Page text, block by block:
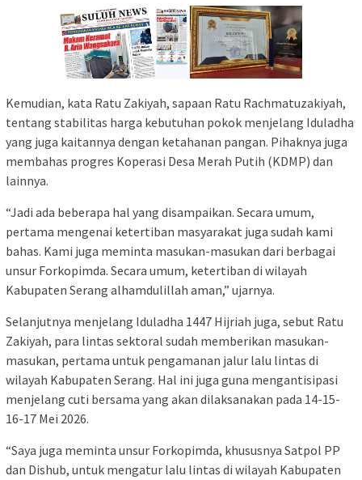
Kemudian, kata Ratu Zakiyah, sapaan Ratu Rachmatuzakiyah,
tentang stabilitas harga kebutuhan pokok menjelang Iduladha
yang juga kaitannya dengan ketahanan pangan. Pihaknya juga
membahas progres Koperasi Desa Merah Putih (KDMP) dan
lainnya.
“Jadi ada beberapa hal yang disampaikan. Secara umum,
pertama mengenai ketertiban masyarakat juga sudah kami
bahas. Kami juga meminta masukan-masukan dari berbagai
unsur Forkopimda. Secara umum, ketertiban di wilayah
Kabupaten Serang alhamdulillah aman,” ujarnya.
Selanjutnya menjelang Iduladha 1447 Hijriah juga, sebut Ratu
Zakiyah, para lintas sektoral sudah memberikan masukan-
masukan, pertama untuk pengamanan jalur lalu lintas di
wilayah Kabupaten Serang. Hal ini juga guna mengantisipasi
menjelang cuti bersama yang akan dilaksanakan pada 14-15-
16-17 Mei 2026.
“Saya juga meminta unsur Forkopimda, khususnya Satpol PP
dan Dishub, untuk mengatur lalu lintas di wilayah Kabupaten